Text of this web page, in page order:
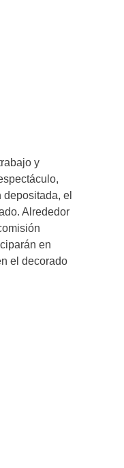
y
el
Alrededor
en
el decorado